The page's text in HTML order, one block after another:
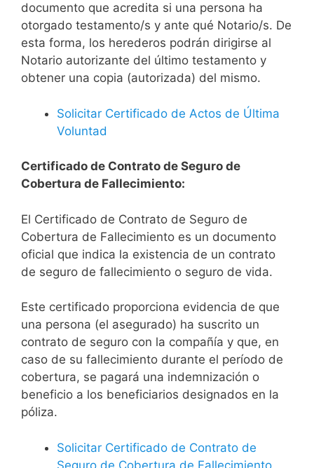
documento que acredita si una persona ha
otorgado testamento/s y ante qué Notario/s. De
esta forma, los herederos podrán dirigirse al
Notario autorizante del último testamento y
obtener una copia (autorizada) del mismo.
Solicitar Certificado de Actos de Última
Voluntad
Certificado de Contrato de Seguro de
Cobertura de Fallecimiento:
El Certificado de Contrato de Seguro de
Cobertura de Fallecimiento es un documento
oficial que indica la existencia de un contrato
de seguro de fallecimiento o seguro de vida.
Este certificado proporciona evidencia de que
una persona (el asegurado) ha suscrito un
contrato de seguro con la compañía y que, en
caso de su fallecimiento durante el período de
cobertura, se pagará una indemnización o
beneficio a los beneficiarios designados en la
póliza.
Solicitar Certificado de Contrato de
Seguro de Cobertura de Fallecimiento